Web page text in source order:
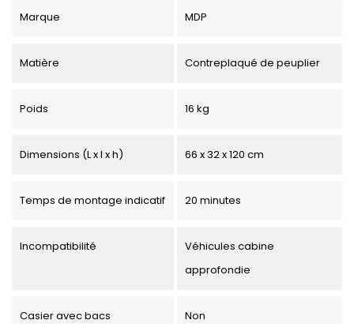
Marque MDP
Matière Contreplaqué de peuplier
Poids 16 kg
Dimensions (L x l x h) 66 x 32 x 120 cm
Temps de montage indicatif 20 minutes
Incompatibilité
Véhicules cabine
approfondie
Casier avec bacs Non